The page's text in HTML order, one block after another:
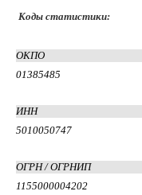
Коды статистики:
ОКПО
01385485
ИНН
5010050747
ОГРН / ОГРНИП
1155000004202